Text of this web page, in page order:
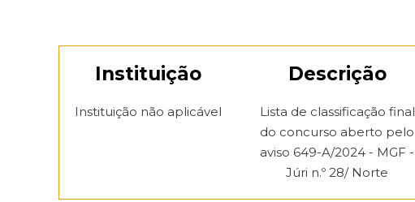
Instituição
Instituição não aplicável
Descrição
Lista de classificação final
do concurso aberto pelo
aviso 649-A/2024 - MGF -
Júri n.º 28/ Norte